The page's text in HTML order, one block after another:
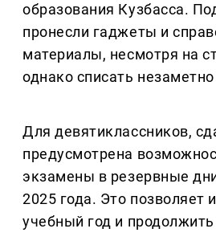
образования Кузбасса.
пронесли гаджеты и
материалы, несмотря на
однако списать
Для девятиклассников,
предусмотрена
экзамены в резервные
2025 года. Это позволяет
учебный год и